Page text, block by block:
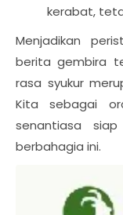
kerabat,
Menjadikan
berita gembira
rasa syukur
Kita sebagai
senantiasa
berbahagia ini.